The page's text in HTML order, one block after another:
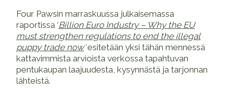
Four Pawsin marraskuussa julkaisemassa
raportissa ‘Billion Euro Industry – Why the EU
must strengthen regulations to end the illegal
puppy trade now‘esitetään yksi tähän mennessä
kattavimmista arvioista verkossa tapahtuvan
pentukaupan laajuudesta, kysynnästä ja tarjonnan
lähteistä.